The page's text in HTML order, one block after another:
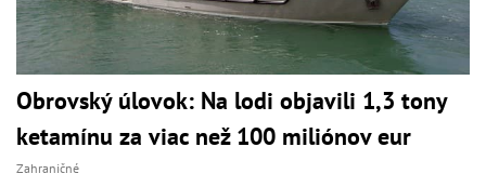
Obrovský úlovok: Na lodi objavili 1,3 tony
ketamínu za viac než 100 miliónov eur
Zahraničné